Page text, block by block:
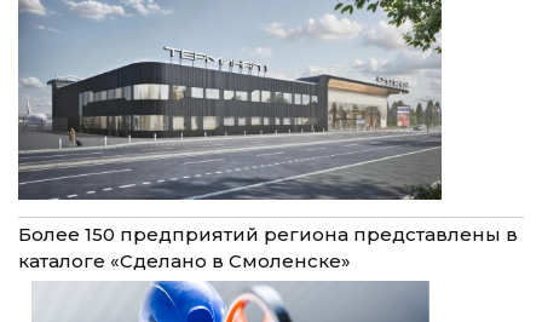
Более 150 предприятий региона представлены в
каталоге «Сделано в Смоленске»